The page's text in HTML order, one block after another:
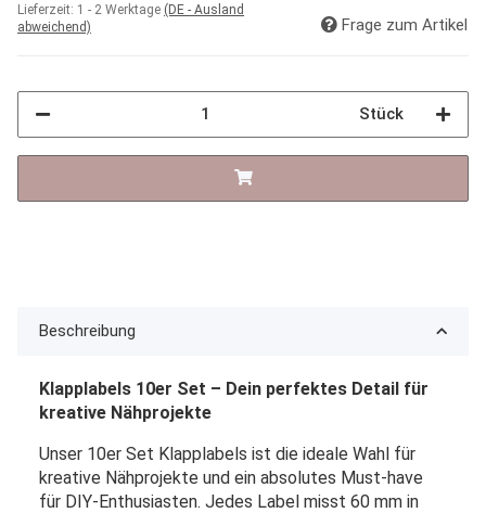
Lieferzeit: 1 - 2 Werktage (DE - Ausland
abweichend)
Frage zum Artikel
Stück
Beschreibung
Klapplabels 10er Set – Dein perfektes Detail für
kreative Nähprojekte
Unser 10er Set Klapplabels ist die ideale Wahl für
kreative Nähprojekte und ein absolutes Must-have
für DIY-Enthusiasten. Jedes Label misst 60 mm in